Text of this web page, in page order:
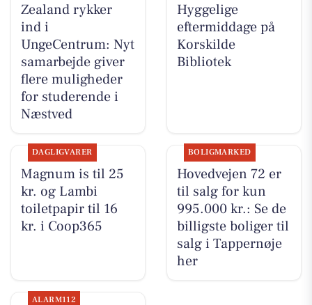
Zealand rykker
ind i
UngeCentrum: Nyt
samarbejde giver
flere muligheder
for studerende i
Næstved
Hyggelige
eftermiddage på
Korskilde
Bibliotek
DAGLIGVARER
Magnum is til 25
kr. og Lambi
toiletpapir til 16
kr. i Coop365
BOLIGMARKED
Hovedvejen 72 er
til salg for kun
995.000 kr.: Se de
billigste boliger til
salg i Tappernøje
her
ALARM112